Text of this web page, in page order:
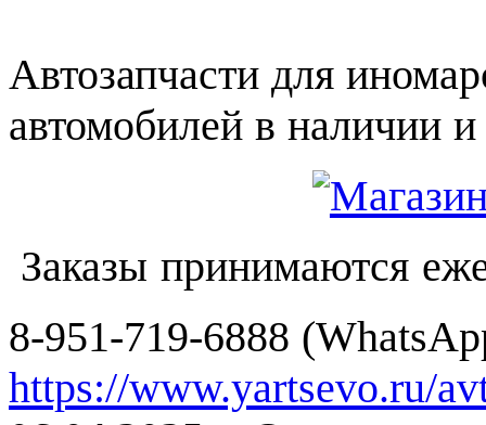
Автозапчасти для
автомобилей в наличии и
Заказы принимаются
8-951-719-6888
https://www.yartsevo.ru/